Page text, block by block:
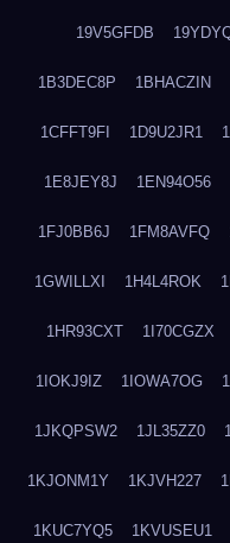
19V5GFDB
1B3DEC8P 1BHACZIN
1CFFT9FI 1D9U2JR1
1E8JEY8J 1EN94O56
1FJ0BB6J 1FM8AVFQ
1GWILLXI 1H4L4ROK
1HR93CXT 1I70CGZX
1IOKJ9IZ 1IOWA7OG
1JKQPSW2 1JL35ZZ0
1KJONM1Y 1KJVH227
1KUC7YQ5 1KVUSEU1